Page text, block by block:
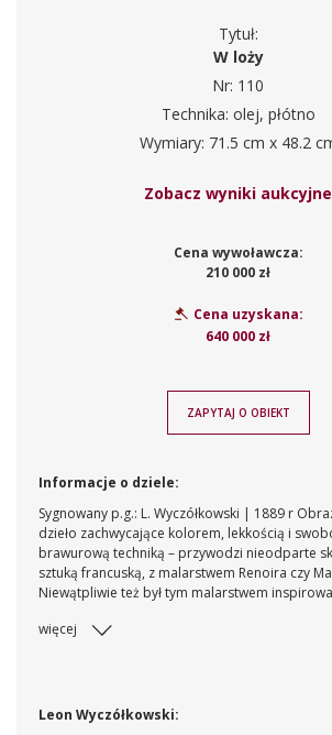
Tytuł:
W loży
Nr: 110
Technika: olej, płótno
Wymiary: 71.5 cm x 48.2
Zobacz wyniki aukcyjne
Cena wywoławcza:
210 000 zł
Cena uzyskana:
640 000 zł
ZAPYTAJ O OBIEKT
Informacje o dziele:
Sygnowany p.g.: L. Wyczółkowski | 1889 r
dzieło zachwycające kolorem, lekkością i
brawurową techniką – przywodzi nieodparte
sztuką francuską, z malarstwem Renoira czy
Niewątpliwie też był tym malarstwem
w roku 1878, kiedy to oglądał Wystawę
interpretowane w duchu impresjonizmu”. (M.
więcej
Leon Wyczółkowski: